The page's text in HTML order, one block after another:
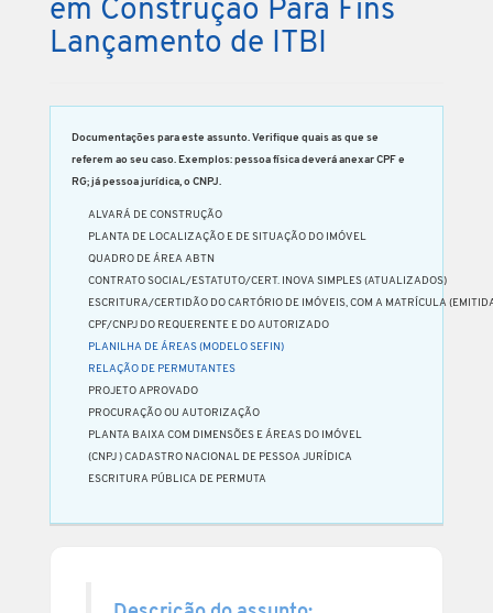
em Construção Para Fins
Lançamento de ITBI
Documentações para este assunto. Verifique quais as que se
referem ao seu caso. Exemplos: pessoa física deverá anexar CPF e
RG; já pessoa jurídica, o CNPJ.
ALVARÁ DE CONSTRUÇÃO
PLANTA DE LOCALIZAÇÃO E DE SITUAÇÃO DO IMÓVEL
QUADRO DE ÁREA ABTN
CONTRATO SOCIAL/ESTATUTO/CERT. INOVA SIMPLES (ATUALIZADOS)
ESCRITURA/CERTIDÃO DO CARTÓRIO DE IMÓVEIS, COM A MATRÍCULA
CPF/CNPJ DO REQUERENTE E DO AUTORIZADO
PLANILHA DE ÁREAS (MODELO SEFIN)
RELAÇÃO DE PERMUTANTES
PROJETO APROVADO
PROCURAÇÃO OU AUTORIZAÇÃO
PLANTA BAIXA COM DIMENSÕES E ÁREAS DO IMÓVEL
(CNPJ ) CADASTRO NACIONAL DE PESSOA JURÍDICA
ESCRITURA PÚBLICA DE PERMUTA